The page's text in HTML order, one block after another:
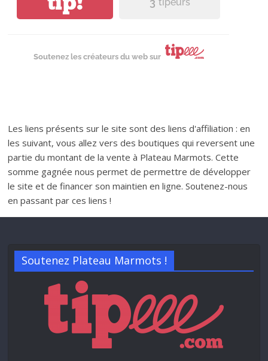
Soutenez les créateurs du web sur
Les liens présents sur le site sont des liens d'affiliation : en
les suivant, vous allez vers des boutiques qui reversent une
partie du montant de la vente à Plateau Marmots. Cette
somme gagnée nous permet de permettre de développer
le site et de financer son maintien en ligne. Soutenez-nous
en passant par ces liens !
Soutenez Plateau Marmots !